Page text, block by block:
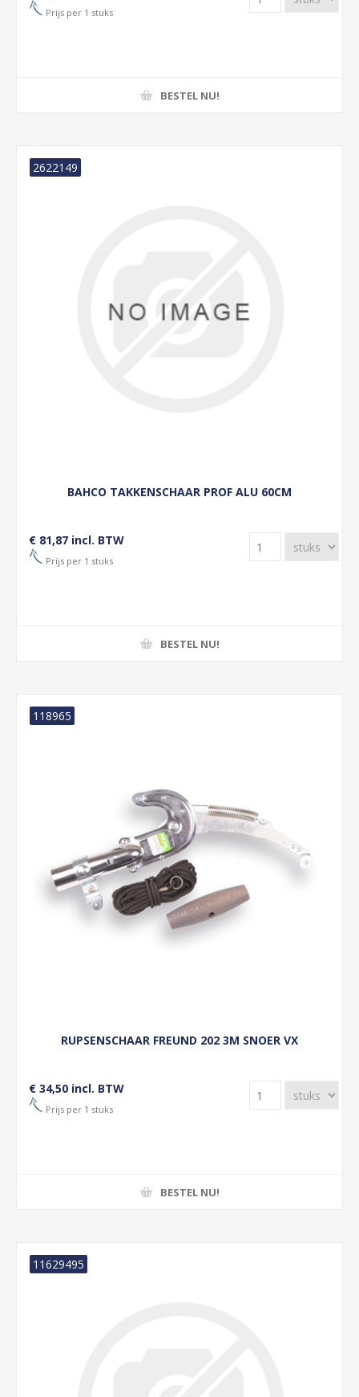
Prijs per 1 stuks
BESTEL NU!
BAHCO TAKKENSCHAAR PROF ALU 60CM
2622149
€ 81,87 incl. BTW
Prijs per 1 stuks
BESTEL NU!
RUPSENSCHAAR FREUND 202 3M SNOER VX
118965
€ 34,50 incl. BTW
Prijs per 1 stuks
BESTEL NU!
11629495